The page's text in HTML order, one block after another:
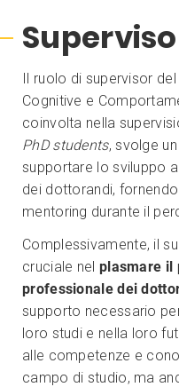
Il ruolo di supervisor
Cognitive e
coinvolta nella
PhD students, svolge
supportare lo sviluppo
dei dottorandi,
mentoring durante il
Complessivamente, il
cruciale nel plasmare il
professionale dei
supporto necessario
loro studi e nella loro
alle competenze e
campo di studio, ma